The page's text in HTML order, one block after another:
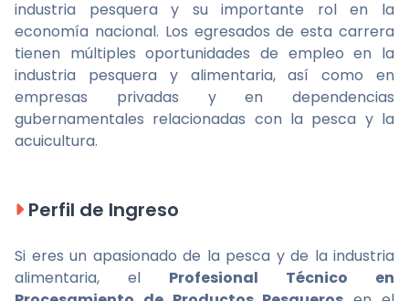
industria pesquera y su importante rol en la
economía nacional. Los egresados de esta carrera
tienen múltiples oportunidades de empleo en la
industria pesquera y alimentaria, así como en
empresas privadas y en dependencias
gubernamentales relacionadas con la pesca y la
acuicultura.
Perfil de Ingreso
Si eres un apasionado de la pesca y de la industria
alimentaria, el Profesional Técnico en